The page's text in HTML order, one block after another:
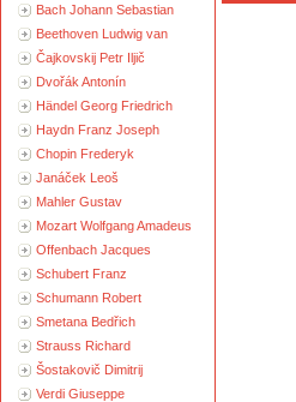
Bach Johann Sebastian
Beethoven Ludwig van
Čajkovskij Petr Iljič
Dvořák Antonín
Händel Georg Friedrich
Haydn Franz Joseph
Chopin Frederyk
Janáček Leoš
Mahler Gustav
Mozart Wolfgang Amadeus
Offenbach Jacques
Schubert Franz
Schumann Robert
Smetana Bedřich
Strauss Richard
Šostakovič Dimitrij
Verdi Giuseppe